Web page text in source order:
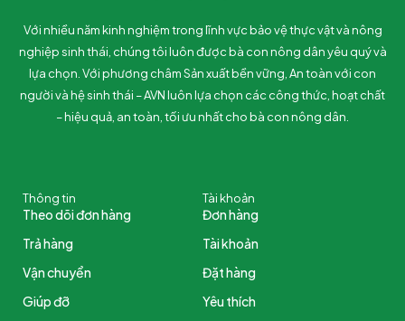
Với nhiều năm kinh nghiệm trong lĩnh vực bảo vệ thực vật và nông
nghiệp sinh thái, chúng tôi luôn được bà con nông dân yêu quý và
lựa chọn. Với phương châm Sản xuất bền vững, An toàn với con
người và hệ sinh thái – AVN luôn lựa chọn các công thức, hoạt chất
– hiệu quả, an toàn, tối ưu nhất cho bà con nông dân.
Thông tin
Theo dõi đơn hàng
Trả hàng
Vận chuyển
Giúp đỡ
Tài khoản
Đơn hàng
Tài khoản
Đặt hàng
Yêu thích